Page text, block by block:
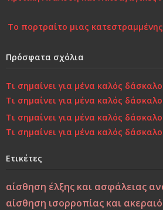
Το πορτραίτο μιας κατεστραμμένης
Επιστροφή στην Παιδικότητα
Κάτι τελειώνει, μέρα με τη μέρα…
Χτίζοντας την Ψυχική
Καιρούς: Οικογένεια, Σχολείο και
Φιλοσοφική και Κριτική Προσέγγιση
Εσύ φταις, φώναξε, εσύ!
Πρόσφατα σχόλια
Τι σημαίνει για μένα καλός
Τι σημαίνει για μένα καλός
Τι σημαίνει για μένα καλός
Τι σημαίνει για μένα καλός
Ετικέτες
αίσθηση έλξης και ασφάλειας
αίσθηση ισορροπίας και